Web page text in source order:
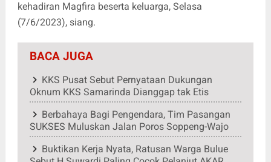
kehadiran Magfira beserta keluarga, Selasa
(7/6/2023), siang.
BACA JUGA
KKS Pusat Sebut Pernyataan Dukungan
Oknum KKS Samarinda Dianggap tak Etis
Berbahaya Bagi Pengendara, Tim Pasangan
SUKSES Muluskan Jalan Poros Soppeng-Wajo
Buktikan Kerja Nyata, Ratusan Warga Bulue